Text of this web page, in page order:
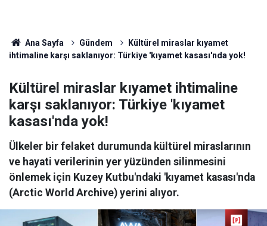
Ana Sayfa Gündem
Kültürel miraslar kıyamet
ihtimaline karşı saklanıyor: Türkiye 'kıyamet kasası'nda yok!
Kültürel miraslar kıyamet ihtimaline
karşı saklanıyor: Türkiye 'kıyamet
kasası'nda yok!
Ülkeler bir felaket durumunda kültürel miraslarının
ve hayati verilerinin yer yüzünden silinmesini
önlemek için Kuzey Kutbu'ndaki 'kıyamet kasası'nda
(Arctic World Archive) yerini alıyor.